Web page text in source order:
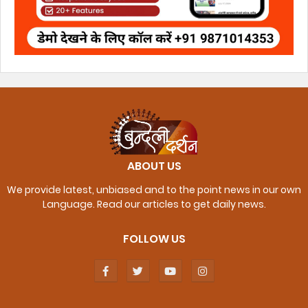
ABOUT US
We provide latest, unbiased and to the point news in our own
Language. Read our articles to get daily news.
FOLLOW US